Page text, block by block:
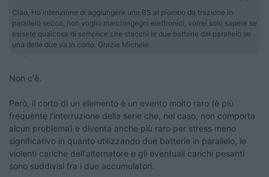
Ciao, Ho intenzione di aggiungere una BS al piombo da trazione in
parallelo secco, non voglio marchingegni elettronici, vorrei solo sapere se
esisete qualcosa di semplice che stacchi le due batterie dal parallelo se
una delle due va in corto. Grazie Michele
Non c'è.
Però, il corto di un elemento è un evento molto raro (è più
frequente l'interruzione della serie che, nel caso, non comporta
alcun problema) e diventa anche più raro per stress meno
significativo in quanto utilizzando due batterie in parallelo, le
violenti cariche dell'alternatore e gli eventuali carichi pesanti
sono suddivisi fra i due accumulatori.